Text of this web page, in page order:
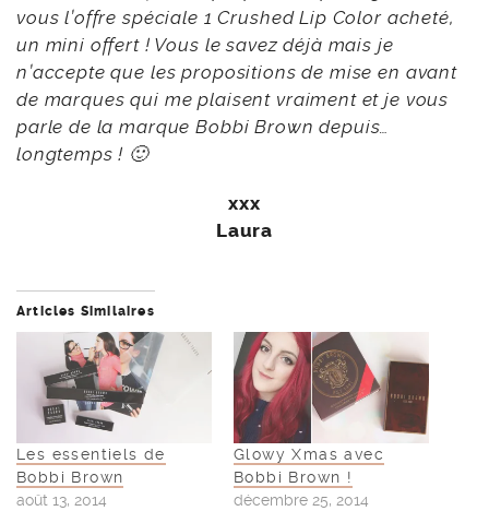
vous l’offre spéciale 1 Crushed Lip Color acheté,
un mini offert ! Vous le savez déjà mais je
n’accepte que les propositions de mise en avant
de marques qui me plaisent vraiment et je vous
parle de la marque Bobbi Brown depuis…
longtemps ! 🙂
xxx
Laura
Articles Similaires
Les essentiels de
Bobbi Brown
août 13, 2014
Glowy Xmas avec
Bobbi Brown !
décembre 25, 2014